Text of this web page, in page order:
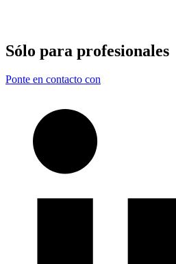
Sólo para profesionales
Ponte en contacto con